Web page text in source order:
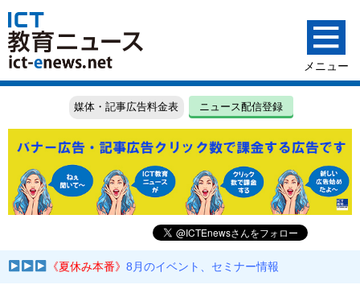
媒体・記事広告料金表 ニュース配信登録
《夏休み本番》8月のイベント、セミナー情報